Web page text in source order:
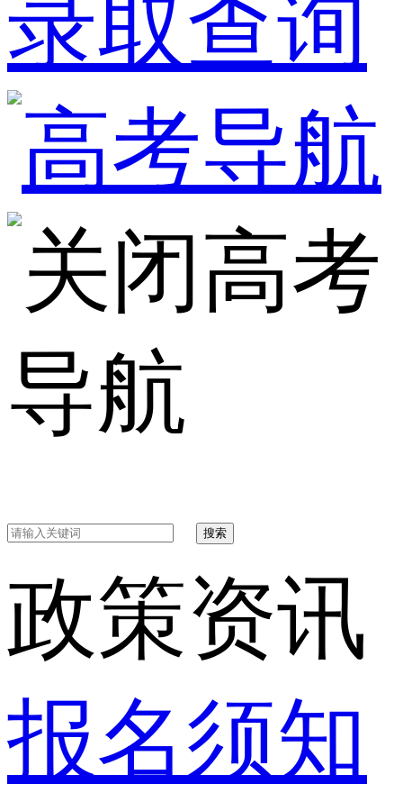
录取查询
高考
导航
搜索
政策资讯
报名须知